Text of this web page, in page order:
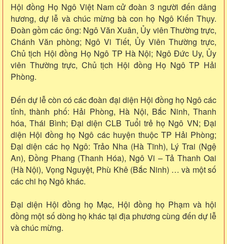
Hội đồng Họ Ngô Việt Nam cử đoàn 3 người đến dâng
hương, dự lễ và chúc mừng bà con họ Ngô Kiến Thụy.
Đoàn gồm các ông: Ngô Văn Xuân, Ủy viên Thường trực,
Chánh Văn phòng; Ngô Vi Tiết, Ủy Viên Thường trực,
Chủ tịch Hội đồng Họ Ngô TP Hà Nội; Ngô Đức Uy, Ủy
viên Thường trực, Chủ tịch Hội đồng Họ Ngô TP Hải
Phòng.
Đến dự lễ còn có các đoàn đại diện Hội đồng họ Ngô các
tỉnh, thành phố: Hải Phòng, Hà Nội, Bắc Ninh, Thanh
hóa, Thái Bình; Đại diện CLB Tuổi trẻ họ Ngô VN; Đại
diện Hội đồng họ Ngô các huyện thuộc TP Hải Phòng;
Đại diện các họ Ngô: Trảo Nha (Hà Tĩnh), Lý Trai (Ngệ
An), Đồng Phang (Thanh Hóa), Ngô Vi – Tả Thanh Oai
(Hà Nội), Vọng Nguyệt, Phù Khê (Bắc Ninh) … và một số
các chi họ Ngô khác.
Đại diện Hội đồng họ Mạc, Hội đồng họ Phạm và hội
đồng một số dòng họ khác tại địa phương cùng đến dự lễ
và chúc mừng.